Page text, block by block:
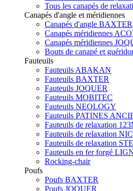
Tous les canapés de
Canapés d'angle et méridiennes
Canapés d'angle BAXTER
Canapés méridiennes
Canapés méridiennes
Bouts de canapé et
Fauteuils
Fauteuils ABAKAN
Fauteuils BAXTER
Fauteuils JOQUER
Fauteuils MOBITEC
Fauteuils NEOLOGY
Fauteuils PATINES
Fauteuils de relaxation
Fauteuils de relaxation
Fauteuils de relaxation
Fauteuils en fer forgé
Rocking-chair
Poufs
Poufs BAXTER
Poufs JOQUER